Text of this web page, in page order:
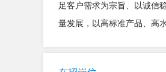
足客户需求为宗旨、以诚信
量发展，以高标准产品、高